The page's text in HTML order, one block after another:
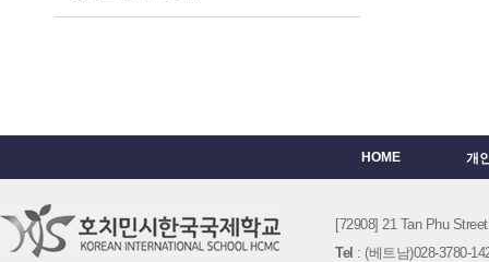
HOME 개
[72908] 21 Tan Phu
Tel : (베트남)028-3780-